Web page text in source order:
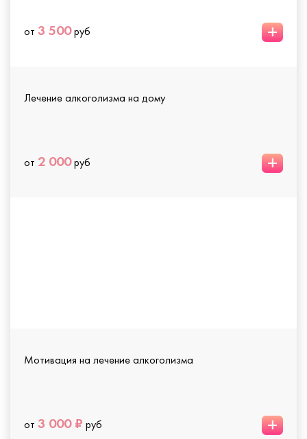
от 3 500руб +
Лечение алкоголизма на дому
от 2 000руб +
Мотивация на лечение алкоголизма
от 3 000 ₽ руб +